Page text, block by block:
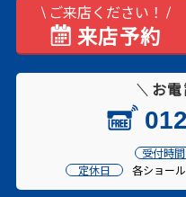
ご来店ください！
来店予約
お
受付時間
定休日
各ショー